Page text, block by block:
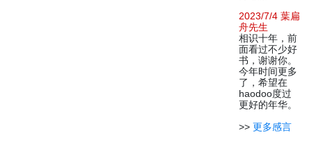
2023/7/4 葉扁
舟先生
相识十年，前
面看过不少好
书，谢谢你。
今年时间更多
了，希望在
haodoo度过
更好的年华。
>> 更多感言